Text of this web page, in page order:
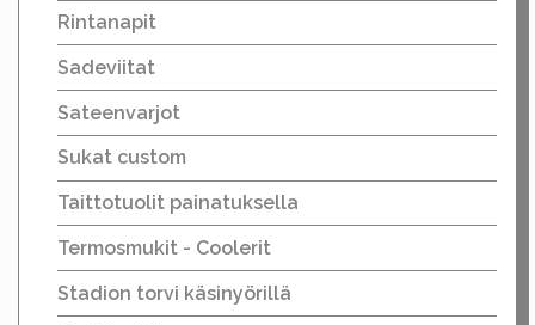
Rintanapit
Sadeviitat
Sateenvarjot
Sukat custom
Taittotuolit painatuksella
Termosmukit - Coolerit
Stadion torvi käsinyörillä